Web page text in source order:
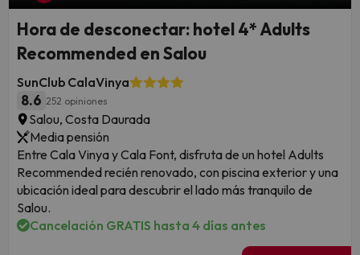
Hora de desconectar: hotel 4* Adults
Recommended en Salou
SunClub CalaVinya
8.6 252 opiniones
Salou, Costa Daurada
Media pensión
Entre Cala Vinya y Cala Font, disfruta de un hotel Adults
Recommended recién renovado, con piscina exterior y una
ubicación ideal para descubrir el lado más tranquilo de
Salou.
Cancelación GRATIS hasta 4 días antes